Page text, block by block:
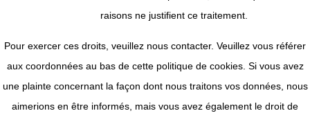
raisons ne justifient ce traitement.
Pour exercer ces droits, veuillez nous contacter. Veuillez vous référer
aux coordonnées au bas de cette politique de cookies. Si vous avez
une plainte concernant la façon dont nous traitons vos données, nous
aimerions en être informés, mais vous avez également le droit de